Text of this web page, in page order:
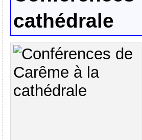
cathédrale